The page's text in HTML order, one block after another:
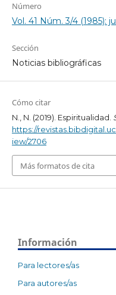
Número
Vol. 41 Núm. 3/4 (1985):
Sección
Noticias bibliográficas
Cómo citar
N., N. (2019). Espiritualidad.
https://
iew/2706
Más formatos de cita
Información
Para lectores/as
Para autores/as